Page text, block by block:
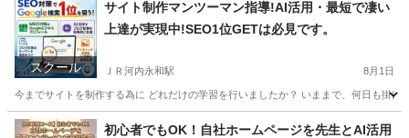
スクール
サイト制作マンツーマン指導!AI活用・最短で凄い
上達が実現中!SEO1位GETは必見です。
ＪＲ河内永和駅 8月1日
今までサイトを制作する為に どれだけの学習を行いましたか？ いままで、何日も掛
大阪 東大阪市 ＪＲ河内永和駅 パソコン CANVA
初心者でもOK！自社ホームページを先生とAI活用